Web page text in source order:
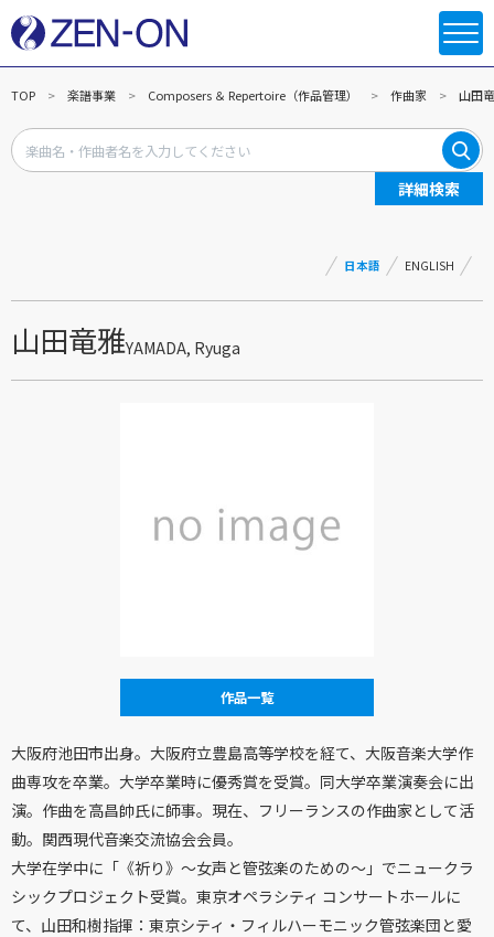
TOP 楽譜事業 Composers ＆ Repertoire（作品管理） 作曲家 山田
詳細検索
日本語 ENGLISH
山田竜雅YAMADA, Ryuga
作品一覧
大阪府池田市出身。大阪府立豊島高等学校を経て、大阪音楽大学作
曲専攻を卒業。大学卒業時に優秀賞を受賞。同大学卒業演奏会に出
演。作曲を高昌帥氏に師事。現在、フリーランスの作曲家として活
動。関西現代音楽交流協会会員。
大学在学中に「《祈り》〜女声と管弦楽のための〜」でニュークラ
シックプロジェクト受賞。東京オペラシティ コンサートホールに
て、山田和樹指揮：東京シティ・フィルハーモニック管弦楽団と愛